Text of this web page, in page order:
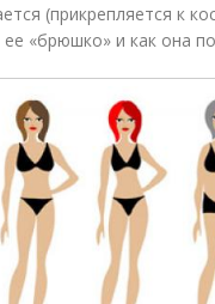
(прикрепляется к
«брюшко» и как она